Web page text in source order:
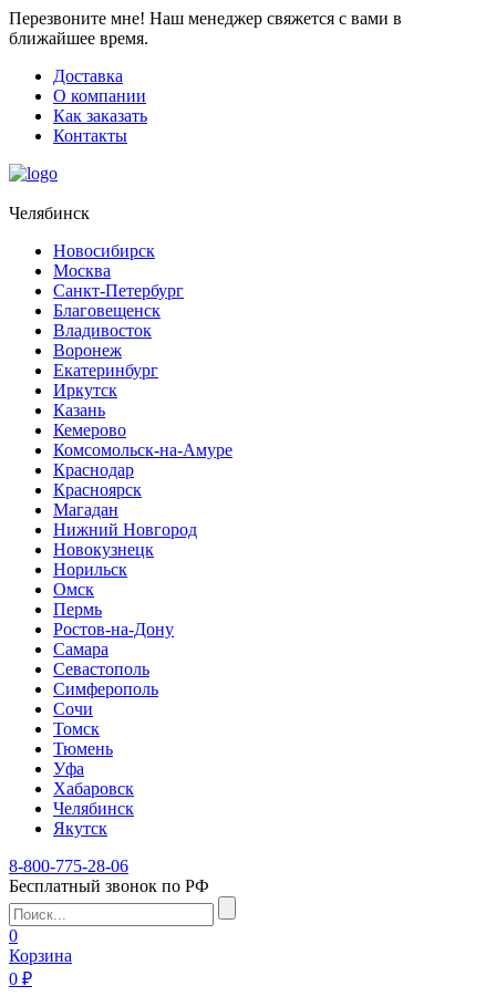
Перезвоните мне! Наш менеджер свяжется с вами в
ближайшее время.
Доставка
О компании
Как заказать
Контакты
Челябинск
Новосибирск
Москва
Санкт-Петербург
Благовещенск
Владивосток
Воронеж
Екатеринбург
Иркутск
Казань
Кемерово
Комсомольск-на-Амуре
Краснодар
Красноярск
Магадан
Нижний Новгород
Новокузнецк
Норильск
Омск
Пермь
Ростов-на-Дону
Самара
Севастополь
Симферополь
Сочи
Томск
Тюмень
Уфа
Хабаровск
Челябинск
Якутск
8-800-775-28-06
Бесплатный звонок по РФ
0
Корзина
0 ₽